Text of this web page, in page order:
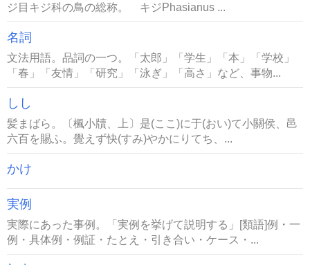
ジ目キジ科の鳥の総称。 キジPhasianus ...
名詞
文法用語。品詞の一つ。「太郎」「学生」「本」「学校」
「春」「友情」「研究」「泳ぎ」「高さ」など、事物...
しし
髪まばら。〔楓小牘、上〕是(ここ)に于(おい)て小關侯、邑
六百を賜ふ。覺えず快(すみ)やかにりてち、...
かけ
実例
実際にあった事例。「実例を挙げて説明する」[類語]例・一
例・具体例・例証・たとえ・引き合い・ケース・...